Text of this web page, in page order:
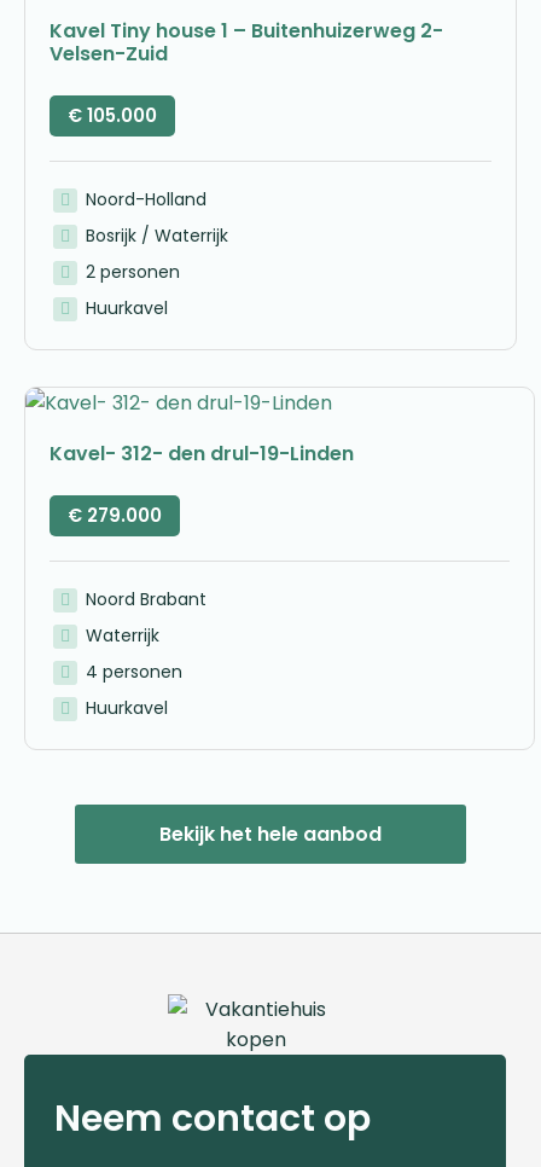
Kavel Tiny house 1 – Buitenhuizerweg 2-
Velsen-Zuid
€105.000
Noord-Holland
Bosrijk / Waterrijk
2 personen
Huurkavel
Kavel- 312- den drul-19-Linden
€ 279.000
Noord Brabant
Waterrijk
4 personen
Huurkavel
Bekijk het hele aanbod
Neem contact op